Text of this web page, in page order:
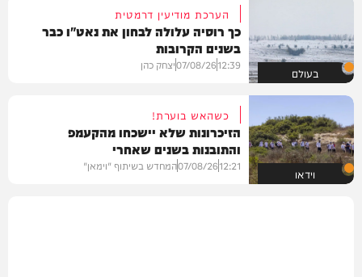
בעולם
הערכת מודיעין דרמטית
כך רוסיה עלולה לבחון את נאט"ו כבר
בשנים הקרובות
12:39
07/08/26יצחק כהן
וידאו
כשהאש בוערת!
הזיכרונות שלא יישכחו מהקעמפ
והתובנות בשנים שאחרי
12:21
07/08/26המחדש בשיתוף "וימאן"